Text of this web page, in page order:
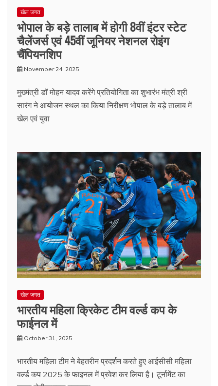
खेल जगत
भोपाल के बड़े तालाब में होगी 8वीं इंटर स्टेट
चैलेंजर्स एवं 45वीं जूनियर नेशनल रोइंग
चैंपियनशिप
November 24, 2025
मुख्मंत्री डॉ मोहन यादव करेंगे प्रतियोगिता का शुभारंभ मंत्री श्री
सारंग ने आयोजन स्थल का किया निरीक्षण भोपाल के बड़े तालाब में
खेल एवं युवा
खेल जगत
भारतीय महिला क्रिकेट टीम वर्ल्ड कप के
फाईनल में
October 31, 2025
भारतीय महिला टीम ने बेहतरीन प्रदर्शन करते हुए आईसीसी महिला
वर्ल्ड कप 2025 के फाइनल में प्रवेश कर लिया है। टूर्नामेंट का